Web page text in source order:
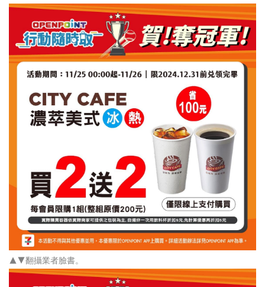
▲▼翻攝業者臉書。